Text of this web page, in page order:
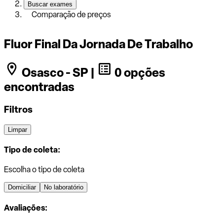
Buscar exames
Comparação de preços
Fluor Final Da Jornada De Trabalho
Osasco - SP |
0 opções
encontradas
Filtros
Limpar
Tipo de coleta:
Escolha o tipo de coleta
Domiciliar No laboratório
Avaliações: